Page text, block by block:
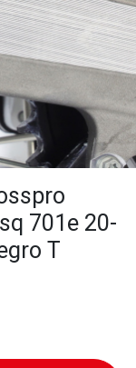
701e 20-
T